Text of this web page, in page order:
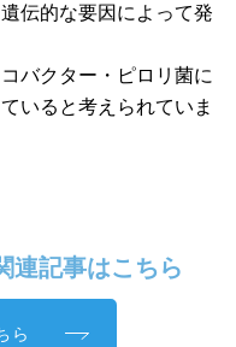
伝的な要因によって発
バクター・ピロリ菌に
いると考えられていま
連記事はこちら
ら